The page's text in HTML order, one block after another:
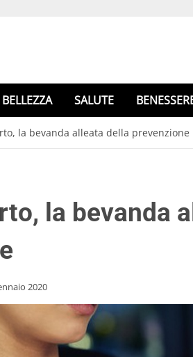
BELLEZZA SALUTE
la bevanda alleata della prevenzione
la bevanda
2020